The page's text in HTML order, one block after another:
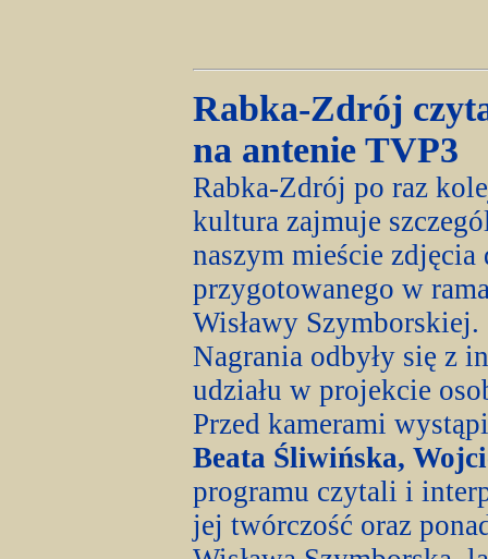
Rabka-Zdrój
na antenie TVP3
Rabka-Zdrój po raz
kultura zajmuje
naszym mieście
przygotowanego w
Wisławy Szymborskiej.
Nagrania odbyły się z
udziału w projekcie
Przed kamerami
Beata Śliwińska,
programu czytali i
jej twórczość oraz